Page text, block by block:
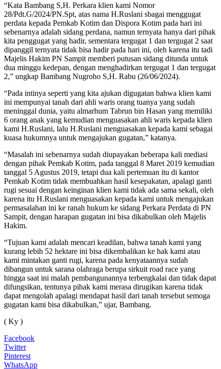
“Kata Bambang S,H. Perkara klien kami Nomor
28/Pdt.G/2024/PN.Spt, atas nama H.Ruslani sbagai menggugat
perdata kepada Pemkab Kotim dan Dispora Kotim pada hari ini
sebenarnya adalah sidang perdana, namun ternyata hanya dari pihak
kita penggugat yang hadir, sementara tergugat 1 dan tergugat 2 saat
dipanggil ternyata tidak bisa hadir pada hari ini, oleh karena itu tadi
Majelis Hakim PN Sampit memberi putusan sidang ditunda untuk
dua minggu kedepan, dengan menghadirkan tergugat 1 dan tergugat
2,” ungkap Bambang Nugroho S,H. Rabu (26/06/2024).
“Pada intinya seperti yang kita ajukan digugatan bahwa klien kami
ini mempunyai tanah dari ahli waris orang tuanya yang sudah
meninggal dunia, yaitu almarhum Tabrun bin Hasan yang memiliki
6 orang anak yang kemudian menguasakan ahli waris kepada klien
kami H.Ruslani, lalu H.Ruslani menguasakan kepada kami sebagai
kuasa hukumnya untuk mengajukan gugatan,” katanya.
“Masalah ini sebenarnya sudah diupayakan beberapa kali mediasi
dengan pihak Pemkab Kotim, pada tanggal 8 Maret 2019 kemudian
tanggal 5 Agustus 2019, tetapi dua kali pertemuan itu di kantor
Pemkab Kotim tidak membuahkan hasil kesepakatan, apalagi ganti
rugi sesuai dengan keinginan klien kami tidak ada sama sekali, oleh
karena itu H.Ruslani menguasakan kepada kami untuk mengajukan
permasalahan ini ke ranah hukum ke sidang Perkara Perdata di PN
Sampit, dengan harapan gugatan ini bisa dikabulkan oleh Majelis
Hakim.
“Tujuan kami adalah mencari keadilan, bahwa tanah kami yang
kurang lebih 52 hektare ini bisa dikembalikan ke hak kami atau
kami mintakan ganti rugi, karena pada kenyataannya sudah
dibangun untuk sarana olahraga berupa sirkuit road race yang
hingga saat ini malah pembangunannya terbengkalai dan tidak dapat
difungsikan, tentunya pihak kami merasa dirugikan karena tidak
dapat mengolah apalagi mendapat hasil dari tanah tersebut semoga
gugatan kami bisa dikabulkan,” ujar, Bambang.
( Ky )
Facebook
Twitter
Pinterest
WhatsApp